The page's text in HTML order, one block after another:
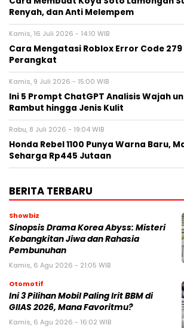
Renyah, dan Anti Melempem
Kamis, 16 Juli 2026 - 14:10 WIB
Cara Mengatasi Roblox Error Code 279
Perangkat
Kamis, 9 Juli 2026 - 15:00 WIB
Ini 5 Prompt ChatGPT Analisis Wajah
Rambut hingga Jenis Kulit
Rabu, 8 Juli 2026 - 19:04 WIB
Honda Rebel 1100 Punya Warna Baru,
Seharga Rp445 Jutaan
BERITA TERBARU
Showbiz
Sinopsis Drama Korea Abyss: Misteri
Kebangkitan Jiwa dan Rahasia
Pembunuhan
Kamis, 6 Agu 2026 - 21:05 WIB
Otomotif
Ini 3 Pilihan Mobil Paling Irit BBM di
GIIAS 2026, Mana Favoritmu?
Kamis, 6 Agu 2026 - 16:02 WIB